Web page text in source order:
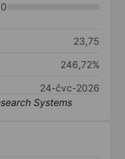
0
23,75
246,72%
24-čvc-2026